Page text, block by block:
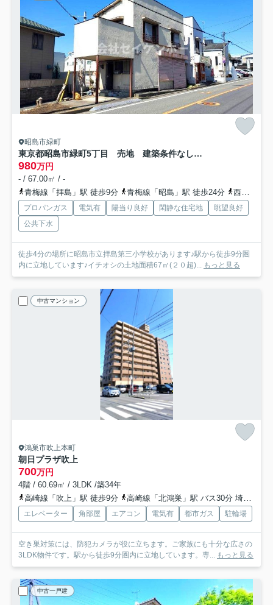
昭島市緑町
東京都昭島市緑町5丁目 売地 建築条件なし（建物有）
980万円
- / 67.00㎡ / -
青梅線「拝島」駅 徒歩9分
青梅線「昭島」駅 徒歩24分 西武拝島線「西武立川」駅 バス10分 東京都立川市「昭島駅北口」 停歩27分
プロパンガス 電気有 陽当り良好 閑静な住宅地
眺望良好
公共下水
徒歩4分の場所に昭島市立拝島第三小学校があります♪駅から徒歩9分圏
内に立地しています♪イチオシの土地面積67㎡(２０超)...
もっと見る
中古マンション
鴻巣市吹上本町
朝日プラザ吹上
700万円
4階 / 60.69㎡ / 3LDK /築34年
高崎線「吹上」駅 徒歩9分
高崎線「北鴻巣」駅 バス30分 埼玉県鴻巣市「吹上駅北口」 停歩4分
エレベーター 角部屋 エアコン 電気有 都市ガス 駐輪場
空き巣対策には、防犯カメラが役に立ちます。ご家族にも十分な広さの
3LDK物件です。駅から徒歩9分圏内に立地しています。専...
もっと見る
中古一戸建